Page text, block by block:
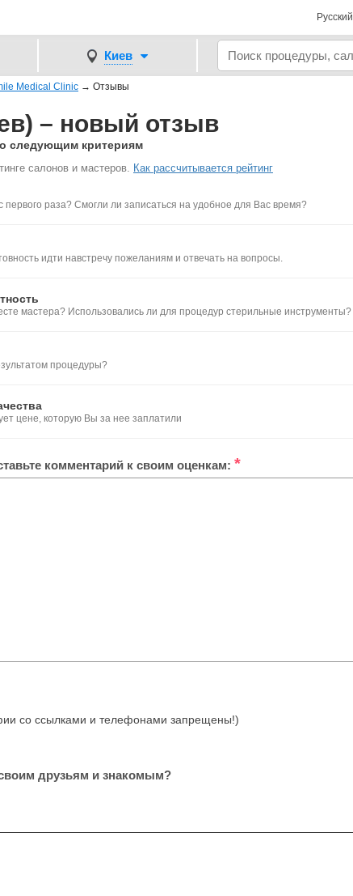
Русский
Киев
Medical Clinic → Отзывы
– новый отзыв
следующим критериям
салонов и мастеров. Как рассчитывается рейтинг
раза? Смогли ли записаться на удобное для Вас время?
идти навстречу пожеланиям и отвечать на вопросы.
мастера? Использовались ли для процедур стерильные инструменты?
процедуры?
цене, которую Вы за нее заплатили
комментарий к своим оценкам: *
со ссылками и телефонами запрещены!)
друзьям и знакомым?